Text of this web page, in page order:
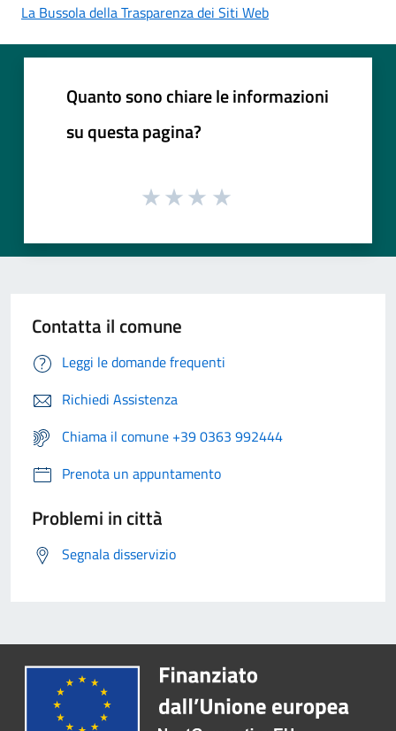
La Bussola della Trasparenza dei Siti Web
Quanto sono chiare le informazioni
su questa pagina?
Contatta il comune
Leggi le domande frequenti
Richiedi Assistenza
Chiama il comune +39 0363 992444
Prenota un appuntamento
Problemi in città
Segnala disservizio